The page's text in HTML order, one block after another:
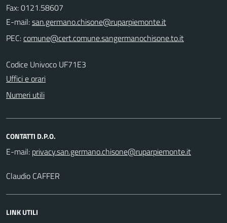
Fax: 0121.58607
E-mail:
PEC:
Codice Univoco UF71E3
Uffici e orari
Numeri utili
CONTATTI D.P.O.
E-mail:
Claudio CAFFER
LINK UTILI